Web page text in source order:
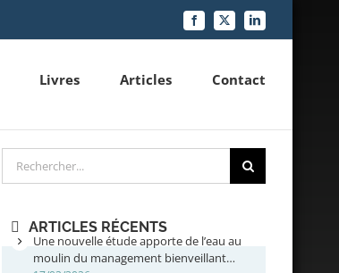
Facebook
X LinkedIn
Livres Articles Contact
Rechercher
ARTICLES RÉCENTS
Une nouvelle étude apporte de l’eau au
moulin du management bienveillant…